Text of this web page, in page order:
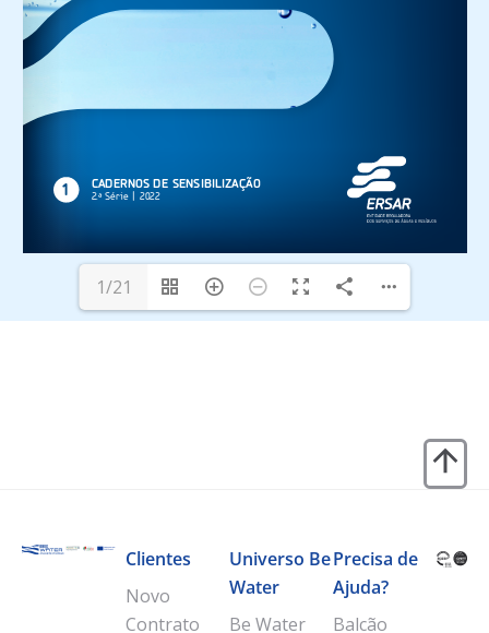
1/21
Clientes
Novo
Contrato
Universo Be
Water
Be Water
Precisa de
Ajuda?
Balcão